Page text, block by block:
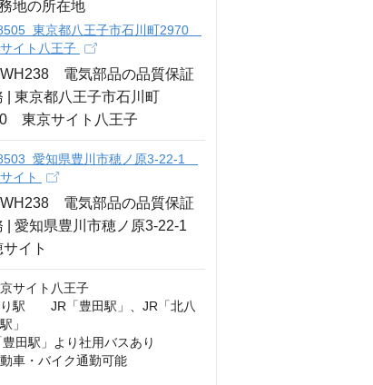
地の所在地
東京都八王子市石川町2970
イト八王子
愛知県豊川市穂ノ原3-22-1
イト
サイト八王子
駅　　JR「豊田駅」、JR「北八
」
田駅」より社用バスあり
車・バイク通勤可能